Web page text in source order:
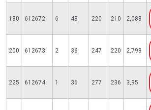
180 612672 6 48 220 210 2,088
200 612673 2 36 247 220 2,798
225 612674 1 36 277 236 3,95